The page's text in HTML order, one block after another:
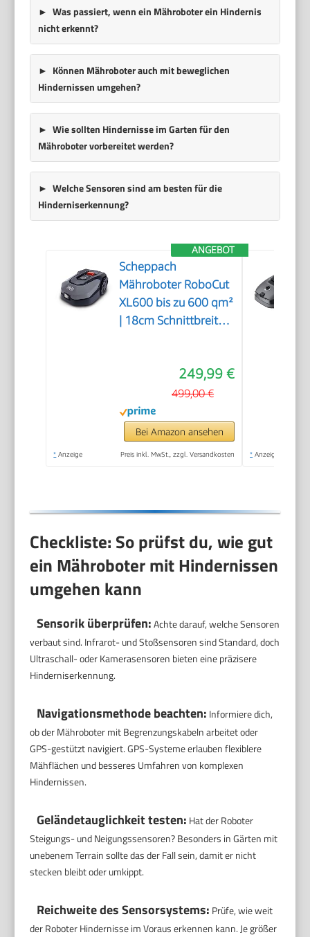
Was passiert, wenn ein Mähroboter ein Hindernis
nicht erkennt?
Können Mähroboter auch mit beweglichen
Hindernissen umgehen?
Wie sollten Hindernisse im Garten für den
Mähroboter vorbereitet werden?
Welche Sensoren sind am besten für die
Hinderniserkennung?
ANGEBOT
Scheppach
Mähroboter RoboCut
XL600 bis zu 600 qm²
| 18cm Schnittbreite |
Regensensor | WiFi &
BT | App gesteuert |
35% Steigung | mit
Station, 9 Messer,
249,99 €
499,00 €
Bei Amazon ansehen
* Anzeige Preis inkl. MwSt., zzgl. Versandkosten * Anzeige
Checkliste: So prüfst du, wie gut
ein Mähroboter mit Hindernissen
umgehen kann
Sensorik überprüfen:Achte darauf, welche Sensoren
verbaut sind. Infrarot- und Stoßsensoren sind Standard, doch
Ultraschall- oder Kamerasensoren bieten eine präzisere
Hinderniserkennung.
Navigationsmethode beachten: Informiere dich,
ob der Mähroboter mit Begrenzungskabeln arbeitet oder
GPS-gestützt navigiert. GPS-Systeme erlauben flexiblere
Mähflächen und besseres Umfahren von komplexen
Hindernissen.
Geländetauglichkeit testen: Hat der Roboter
Steigungs- und Neigungssensoren? Besonders in Gärten mit
unebenem Terrain sollte das der Fall sein, damit er nicht
stecken bleibt oder umkippt.
Reichweite des Sensorsystems: Prüfe, wie weit
der Roboter Hindernisse im Voraus erkennen kann. Je größer